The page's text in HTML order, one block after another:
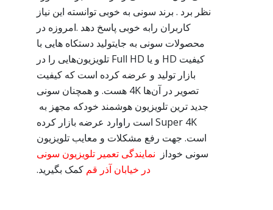
نظر برد . برند سونی به خوبی توانسته این نیاز
کاربران رابه خوبی پاسخ دهد .امروزه در
محصولات سونی به جایتولید دستکاه هایی با
کیفیت HD و یا Full HD تلویزیون‌هایی را در
بازار تولید و عرضه کرده است که کیفیت
تصویر در آن‌ها 4K هست. و همچنان سونی
جدید ترین تلویزیون هوشمند خودکه مجهز به
Super 4K است راوارد عرضه بازار کرده
است. جهت رفع مشکلات و معایب تلویزیون
سونی خوداز نمایندگی تعمیر تلویزیون سونی
در خیابان آذر قم کمک بگیرید.